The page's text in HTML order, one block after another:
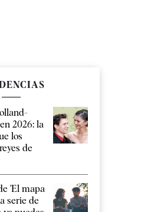
2026: la
los
de
'El mapa
serie de